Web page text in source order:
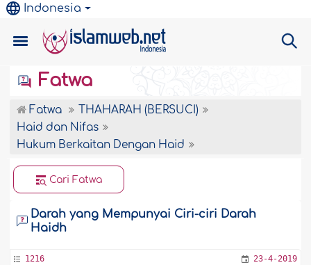
Indonesia
Fatwa
Fatwa
THAHARAH (BERSUCI)
Haid dan Nifas
Hukum Berkaitan Dengan Haid
Cari Fatwa
Darah yang Mempunyai Ciri-ciri Darah
Haidh
1216 23-4-2019